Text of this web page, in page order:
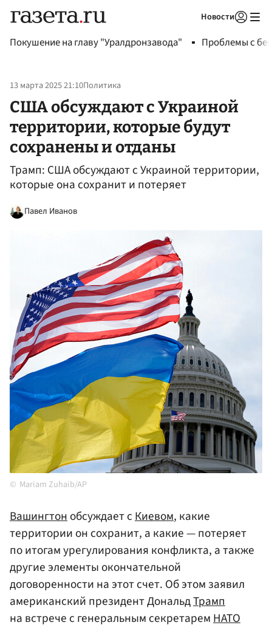
Новости
Покушение на главу "Уралдронзавода" Проблемы с
13 марта 2025 21:10Политика
США обсуждают с Украиной
территории, которые будут
сохранены и отданы
Трамп: США обсуждают с Украиной территории,
которые она сохранит и потеряет
Павел Иванов
Mariam Zuhaib/AP
Вашингтонобсуждает сКиевом, какие
территории он сохранит, а какие — потеряет
по итогам урегулирования конфликта, а также
другие элементы окончательной
договоренности на этот счет. Об этом заявил
американский президент ДональдТрамп
на встрече с генеральным секретаремНАТО